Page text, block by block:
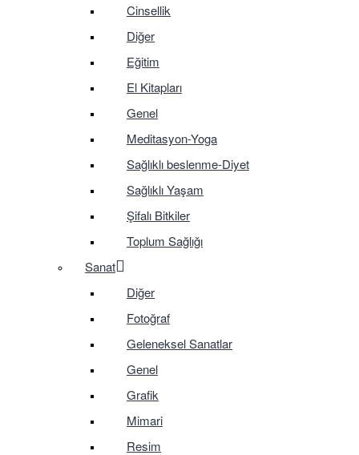
Cinsellik
Diğer
Eğitim
El Kitapları
Genel
Meditasyon-Yoga
Sağlıklı beslenme-Diyet
Sağlıklı Yaşam
Şifalı Bitkiler
Toplum Sağlığı
Sanat
Diğer
Fotoğraf
Geleneksel Sanatlar
Genel
Grafik
Mimari
Resim